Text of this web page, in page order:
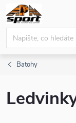
Přejít
na
obsah
Batohy